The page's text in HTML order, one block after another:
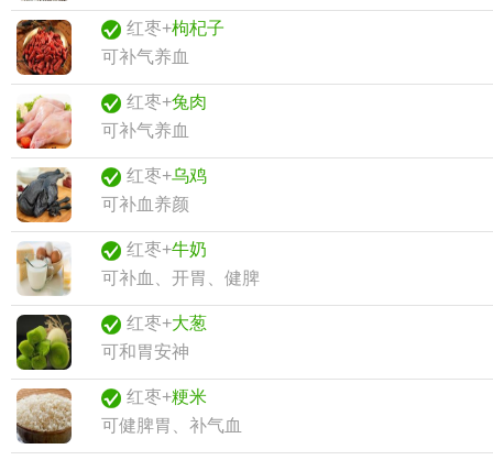
红枣+枸杞子
可补气养血
红枣+兔肉
可补气养血
红枣+乌鸡
可补血养颜
红枣+牛奶
可补血、开胃、健脾
红枣+大葱
可和胃安神
红枣+粳米
可健脾胃、补气血